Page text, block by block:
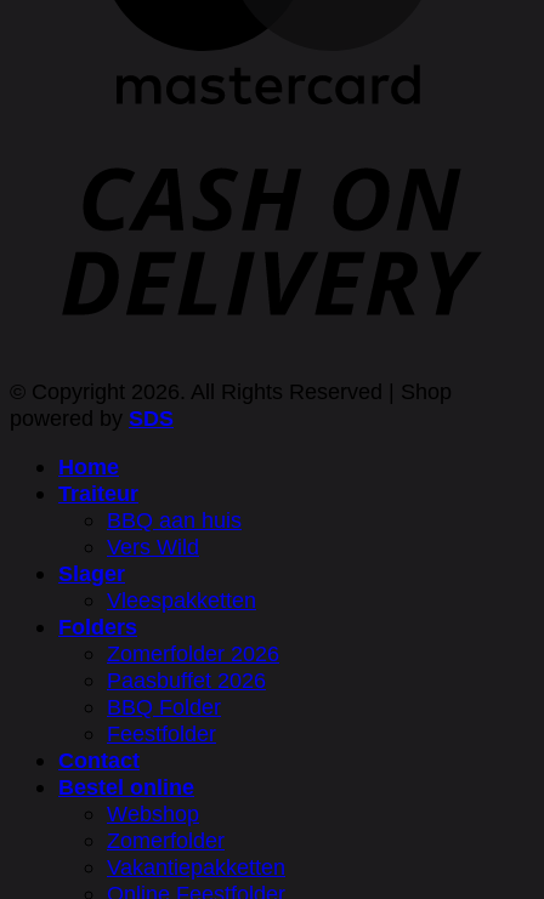
© Copyright 2026. All Rights Reserved | Shop
powered by SDS
Home
Traiteur
BBQ aan huis
Vers Wild
Slager
Vleespakketten
Folders
Zomerfolder 2026
Paasbuffet 2026
BBQ Folder
Feestfolder
Contact
Bestel online
Webshop
Zomerfolder
Vakantiepakketten
Online Feestfolder